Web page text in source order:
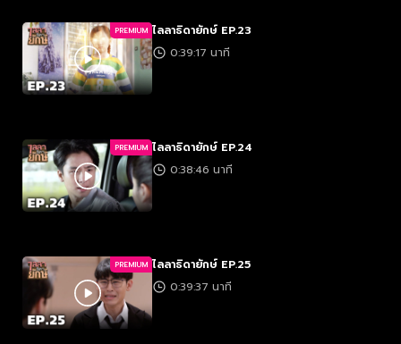
PREMIUM ไลลาธิดายักษ์ EP.23
0:39:17 นาที
PREMIUM ไลลาธิดายักษ์ EP.24
0:38:46 นาที
PREMIUM ไลลาธิดายักษ์ EP.25
0:39:37 นาที